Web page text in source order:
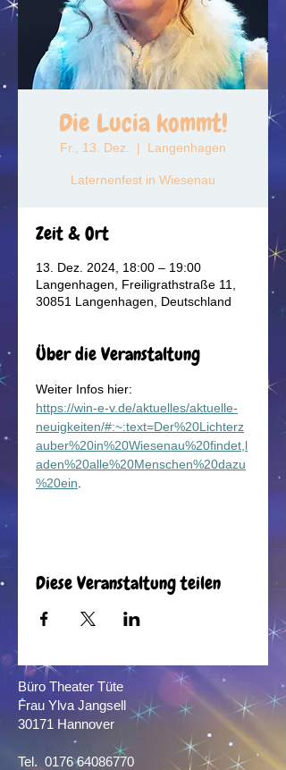
Die Lucia kommt!
Fr., 13. Dez.
  |
Langenhagen
Laternenfest in Wiesenau
Zeit & Ort
13. Dez. 2024, 18:00 – 19:00
Langenhagen, Freiligrathstraße 11,
30851 Langenhagen, Deutschland
Über die Veranstaltung
Weiter Infos hier:
https://win-e-v.de/aktuelles/aktuelle-
neuigkeiten/#:~:text=Der%20Lichterz
auber%20in%20Wiesenau%20findet,l
aden%20alle%20Menschen%20dazu
%20ein
Diese Veranstaltung teilen
Büro Theater Tüte
Frau Ylva Jangsell
30171 Hannover​
Tel. 0176 64086770